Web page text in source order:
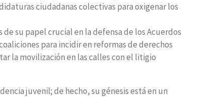
ciudadanas colectivas para oxigenar los
de su papel crucial en la defensa de los Acuerdos
para incidir en reformas de derechos
la movilización en las calles con el litigio
juvenil; de hecho, su génesis está en un